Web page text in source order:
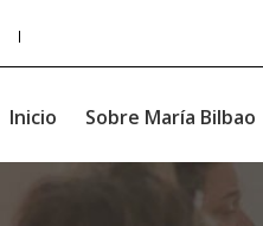
Inicio Sobre María Bilbao